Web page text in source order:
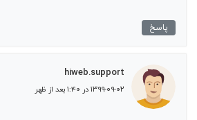
پاسخ
hiweb.support
۱۳۹۹-۰۹-۰۲ در ۱:۴۰ بعد از ظهر